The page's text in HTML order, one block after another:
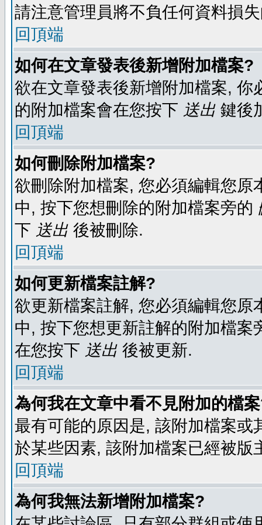
請注意管理員將不負任何資料損
回頂端
如何在文章發表後新增附加檔案?
欲在文章發表後新增附加檔案,
的附加檔案會在您按下 送出 鍵後
回頂端
如何刪除附加檔案?
欲刪除附加檔案, 您必須編輯您
中, 按下您想刪除的附加檔案旁的
下 送出 後被刪除.
回頂端
如何更新檔案註解?
欲更新檔案註解, 您必須編輯您
中, 按下您想更新註解的附加檔案
在您按下 送出 後被更新.
回頂端
為何我在文章中看不見附加的檔
最有可能的原因是, 該附加檔案
於某些因素, 該附加檔案已經被版
回頂端
為何我無法新增附加檔案?